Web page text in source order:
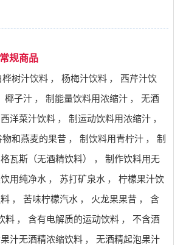
规商品
桦树汁饮料 ， 杨梅汁饮料 ，
西芹汁饮
椰子汁 ， 制能量饮料用浓缩汁 ，
无酒
西洋菜汁饮料 ， 制运动饮料用浓缩汁 ，
物和燕麦的果昔 ， 制饮料用青柠汁 ，
制
格瓦斯（无酒精饮料） ，
制作饮料用无
用纯净水 ， 苏打矿泉水 ，
柠檬果汁饮
， 苦味柠檬汽水 ， 火龙果果昔 ，
含
料 ， 含有电解质的运动饮料 ，
不含酒
汁无酒精浓缩饮料 ，
无酒精起泡果汁